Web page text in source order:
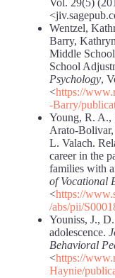
Vol. 29(5)
Wentzel,
Barry,
Middle
School
Psychology,
<https://
-Barry/
Young, R. A.,
Arato-
L. Valach.
career in the
families with
of Vocational
<https://
/abs/pii/
Youniss, J.,
adolescence.
Behavioral
<https://
Haynie/